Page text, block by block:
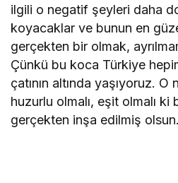
ilgili o negatif şeyleri daha
koyacaklar ve bunun en
gerçekten bir olmak,
Çünkü bu koca Türkiye
çatının altında yaşıyoruz.
huzurlu olmalı, eşit olmalı
gerçekten inşa edilmiş